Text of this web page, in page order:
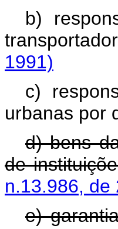
b)
1991)
c)
urbanas por
d) bens
de
n.13.986, de
e)